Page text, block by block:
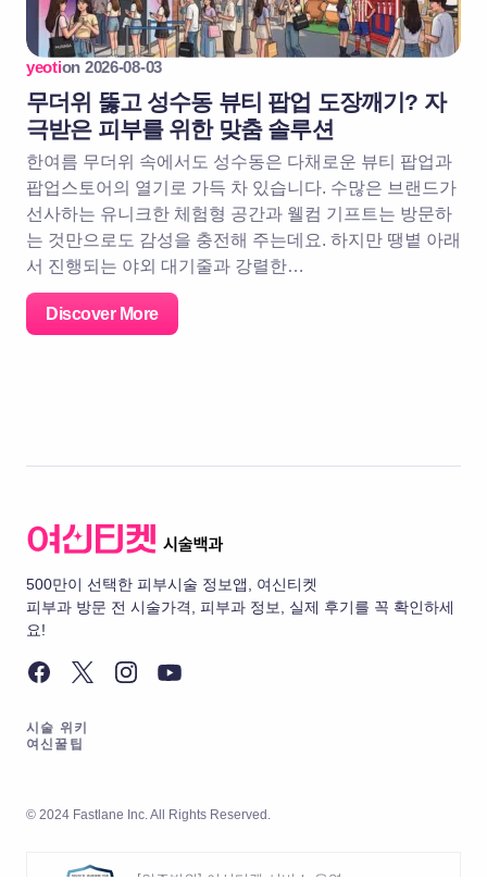
yeotion 2026-08-03
무더위 뚫고 성수동 뷰티 팝업 도장깨기? 자
극받은 피부를 위한 맞춤 솔루션
한여름 무더위 속에서도 성수동은 다채로운 뷰티 팝업과
팝업스토어의 열기로 가득 차 있습니다. 수많은 브랜드가
선사하는 유니크한 체험형 공간과 웰컴 기프트는 방문하
는 것만으로도 감성을 충전해 주는데요. 하지만 땡볕 아래
서 진행되는 야외 대기줄과 강렬한…
Discover More
500만이 선택한 피부시술 정보앱, 여신티켓
피부과 방문 전 시술가격, 피부과 정보, 실제 후기를 꼭 확인하세
요!
시술 위키
여신꿀팁
© 2024 Fastlane Inc. All Rights Reserved.
[인증범위] 여신티켓 서비스 운영